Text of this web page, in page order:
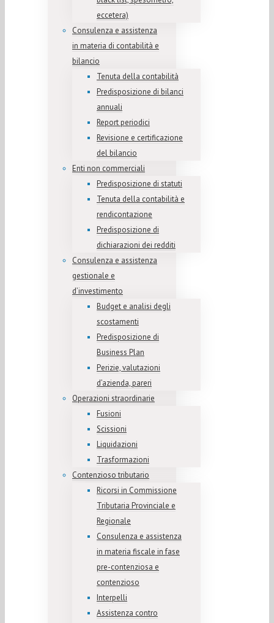
eccetera)
Consulenza e assistenza
in materia di contabilità e
bilancio
Tenuta della contabilità
Predisposizione di bilanci
annuali
Report periodici
Revisione e certificazione
del bilancio
Enti non commerciali
Predisposizione di statuti
Tenuta della contabilità e
rendicontazione
Predisposizione di
dichiarazioni dei redditi
Consulenza e assistenza
gestionale e
d’investimento
Budget e analisi degli
scostamenti
Predisposizione di
Business Plan
Perizie, valutazioni
d’azienda, pareri
Operazioni straordinarie
Fusioni
Scissioni
Liquidazioni
Trasformazioni
Contenzioso tributario
Ricorsi in Commissione
Tributaria Provinciale e
Regionale
Consulenza e assistenza
in materia fiscale in fase
pre-contenziosa e
contenzioso
Interpelli
Assistenza contro